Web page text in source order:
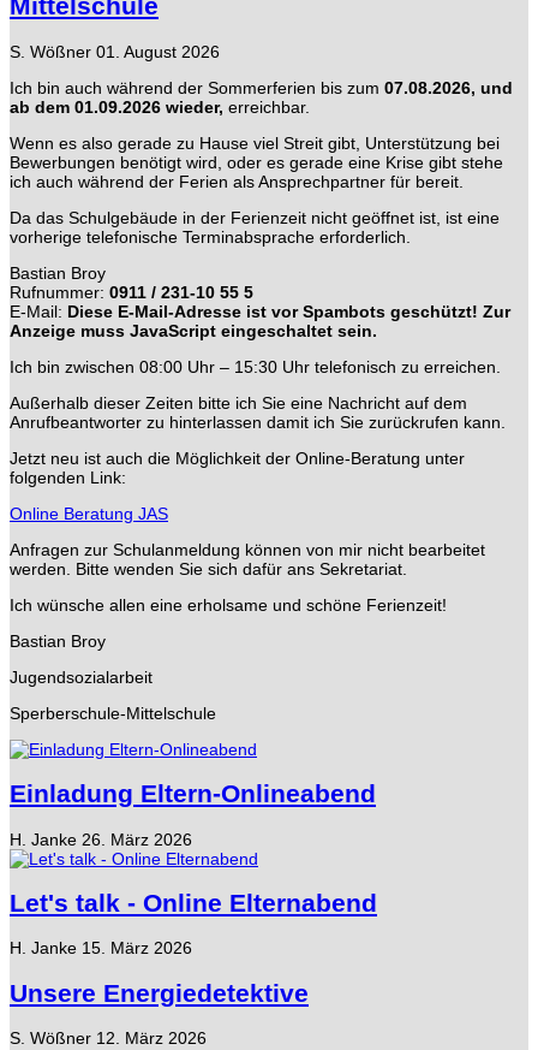
Mittelschule
S. Wößner 01. August 2026
Ich bin auch während der Sommerferien bis zum 07.08.2026, und
ab dem 01.09.2026 wieder, erreichbar.
Wenn es also gerade zu Hause viel Streit gibt, Unterstützung bei
Bewerbungen benötigt wird, oder es gerade eine Krise gibt stehe
ich auch während der Ferien als Ansprechpartner für bereit.
Da das Schulgebäude in der Ferienzeit nicht geöffnet ist, ist eine
vorherige telefonische Terminabsprache erforderlich.
Bastian Broy
Rufnummer: 0911 / 231-10 55 5
E-Mail: Diese E-Mail-Adresse ist vor Spambots geschützt! Zur
Anzeige muss JavaScript eingeschaltet sein.
Ich bin zwischen 08:00 Uhr – 15:30 Uhr telefonisch zu erreichen.
Außerhalb dieser Zeiten bitte ich Sie eine Nachricht auf dem
Anrufbeantworter zu hinterlassen damit ich Sie zurückrufen kann.
Jetzt neu ist auch die Möglichkeit der Online-Beratung unter
folgenden Link:
Online Beratung JAS
Anfragen zur Schulanmeldung können von mir nicht bearbeitet
werden. Bitte wenden Sie sich dafür ans Sekretariat.
Ich wünsche allen eine erholsame und schöne Ferienzeit!
Bastian Broy
Jugendsozialarbeit
Sperberschule-Mittelschule
Einladung Eltern-Onlineabend
H. Janke 26. März 2026
Let's talk - Online Elternabend
H. Janke 15. März 2026
Unsere Energiedetektive
S. Wößner 12. März 2026